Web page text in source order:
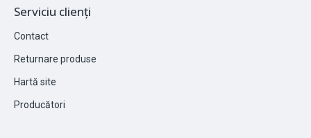
Serviciu clienți
Contact
Returnare produse
Hartă site
Producători